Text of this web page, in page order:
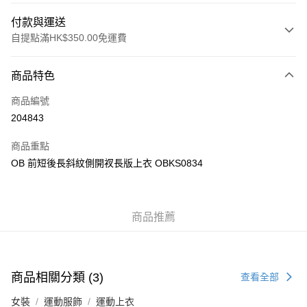
付款與運送
自提點滿HK$350.00免運費
信用卡
Apple Pay
PayMe
付款後順豐站及營業點
每筆HK$40.00，滿HK$350.00或以上免運費
商品特色
商品編號
204843
商品重點
OB 前短後長斜紋側開衩長版上衣 OBKS0834
商品推薦
商品相關分類 (3) 查看全部
女裝 運動服飾 運動上衣